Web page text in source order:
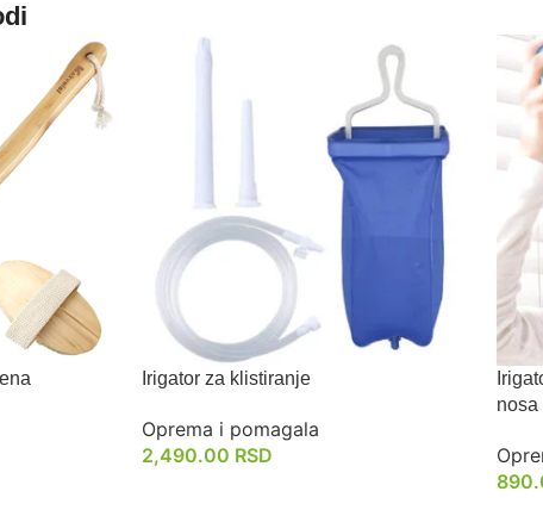
Irigator za klistiranje
Oprema i pomagala
2,490.00 RSD
nosa